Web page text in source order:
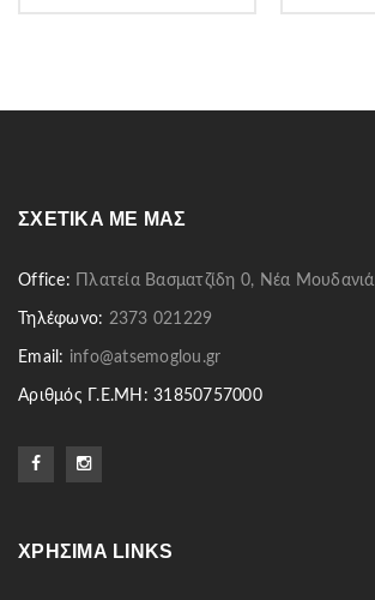
ΣΧΕΤΙΚΆ ΜΕ ΜΑΣ
Office: Πλατεία Βασματζίδη 0, Νέα Μουδανιά
Τηλέφωνο: 2373 021229
Email: info@atsemoglou.gr
Αριθμός Γ.Ε.ΜΗ: 31850757000
ΧΡΉΣΙΜΑ LINKS